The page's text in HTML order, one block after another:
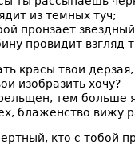
из темных туч;
пронзает
провидит взгляд
красы твои дерзая,
изобразить хочу?
тем больше
блаженство вижу
кто с тобой